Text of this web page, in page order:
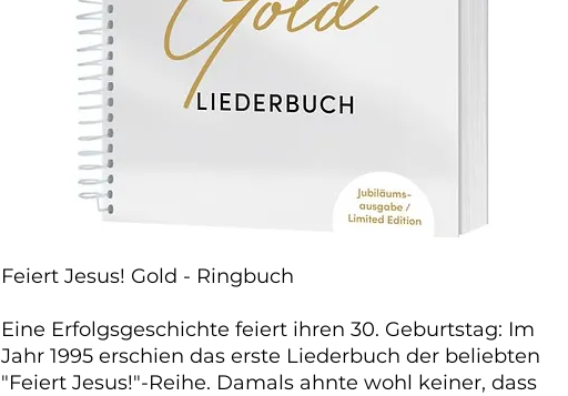
Feiert Jesus! Gold - Ringbuch
Eine Erfolgsgeschichte feiert ihren 30. Geburtstag: Im
Jahr 1995 erschien das erste Liederbuch der beliebten
"Feiert Jesus!"-Reihe. Damals ahnte wohl keiner, dass